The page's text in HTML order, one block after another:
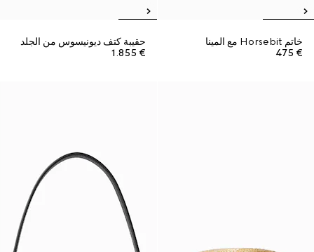
خاتم Horsebit مع المينا
€ 475
حقيبة كتف ديونيسوس من الجلد
€ 1.855